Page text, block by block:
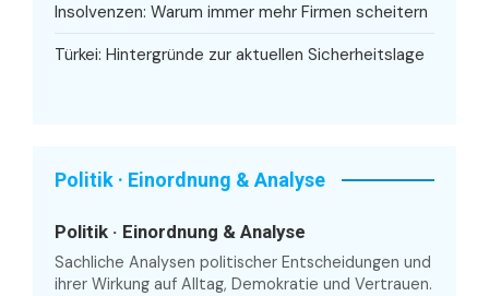
Insolvenzen: Warum immer mehr Firmen scheitern
Türkei: Hintergründe zur aktuellen Sicherheitslage
Politik · Einordnung & Analyse
Politik · Einordnung & Analyse
Sachliche Analysen politischer Entscheidungen und
ihrer Wirkung auf Alltag, Demokratie und Vertrauen.